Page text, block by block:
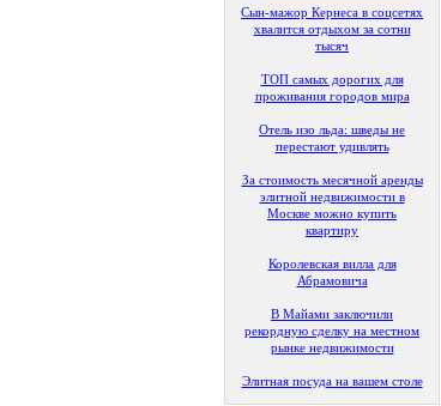
Сын-мажор Кернеса в соцсетях
хвалится отдыхом за сотни
тысяч
ТОП самых дорогих для
проживания городов мира
Отель изо льда: шведы не
перестают удивлять
За стоимость месячной аренды
элитной недвижимости в
Москве можно купить
квартиру
Королевская вилла для
Абрамовича
В Майами заключили
рекордную сделку на местном
рынке недвижимости
Элитная посуда на вашем столе